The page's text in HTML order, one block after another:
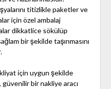
titizlikle paketler ve
için özel ambalaj
dikkatlice sökülüp
bir şekilde taşınmasını
için uygun şekilde
güvenilir bir nakliye aracı